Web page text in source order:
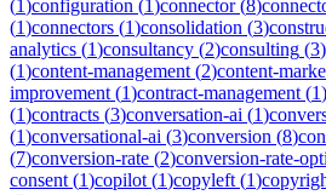
(1)configuration (1)connector(8)
(1)connectors (1)consolidation (3)
analytics (1)consultancy (2)consulting (3)
(1)content-management (2)content-
improvement (1)contract-management (1)
(1)contracts (3)conversation-ai (1)
(1)conversational-ai (3)conversion (8)
(7)conversion-rate (2)conversion-rate-
consent (1)copilot (1)copyleft (1)